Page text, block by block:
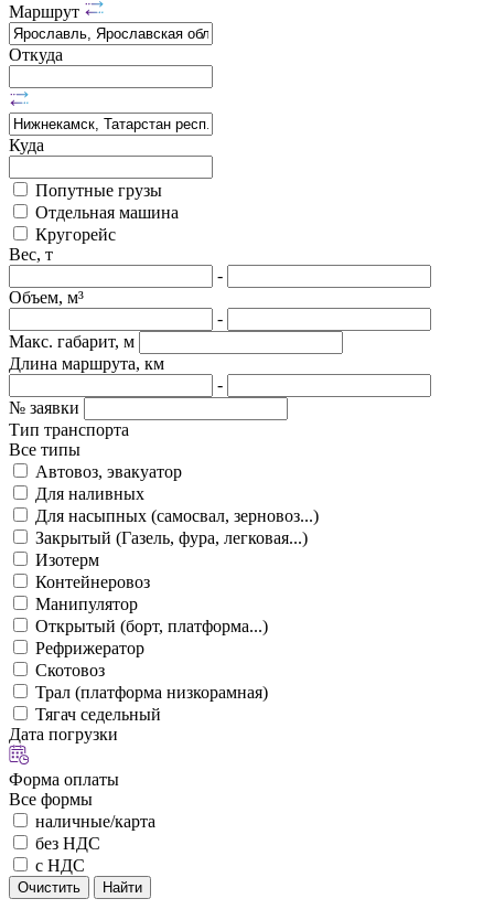
Маршрут
Откуда
Куда
Попутные грузы
Отдельная машина
Кругорейс
Вес, т
-
Объем, м³
-
Макс. габарит, м
Длина маршрута, км
-
№ заявки
Тип транспорта
Все типы
Автовоз, эвакуатор
Для наливных
Для насыпных (самосвал, зерновоз...)
Закрытый (Газель, фура, легковая...)
Изотерм
Контейнеровоз
Манипулятор
Открытый (борт, платформа...)
Рефрижератор
Скотовоз
Трал (платформа низкорамная)
Тягач седельный
Дата погрузки
Форма оплаты
Все формы
наличные/карта
без НДС
с НДС
Очистить Найти